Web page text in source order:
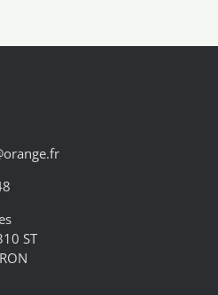
ST